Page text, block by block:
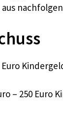
Euro
– 250 Euro